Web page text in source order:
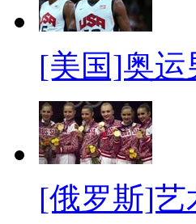
[美国]奥运
[俄罗斯]艺